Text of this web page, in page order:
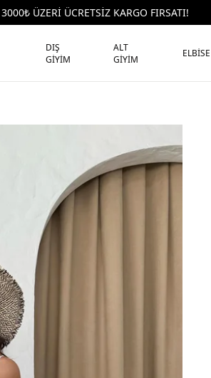
3000₺ ÜZERİ ÜCRETSİZ KARGO FIRSATI!
DIŞ
GİYİM
ALT
GİYİM
ELBİSE